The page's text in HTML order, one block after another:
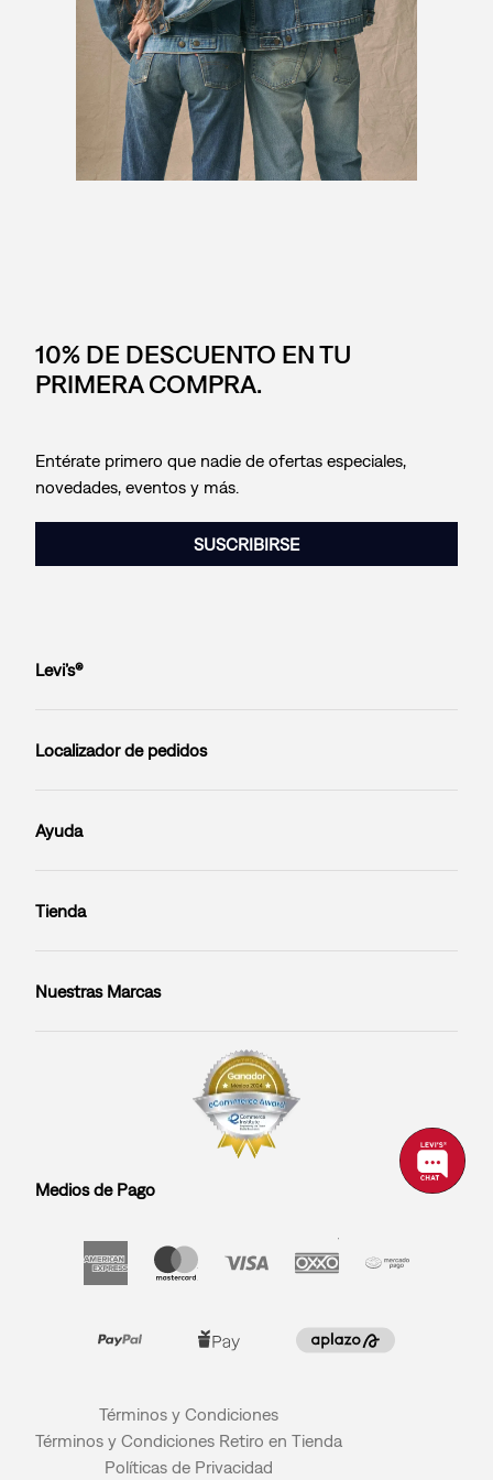
10% DE DESCUENTO EN TU
PRIMERA COMPRA.
Entérate primero que nadie de ofertas especiales,
novedades, eventos y más.
SUSCRIBIRSE
Levi’s®
Localizador de pedidos
Ayuda
Tienda
Nuestras Marcas
Medios de Pago
Términos y Condiciones
Términos y Condiciones Retiro en Tienda
Políticas de Privacidad